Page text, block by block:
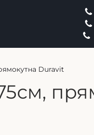
Duravit